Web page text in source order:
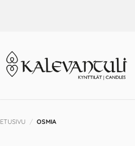
ETUSIVU / OSMIA